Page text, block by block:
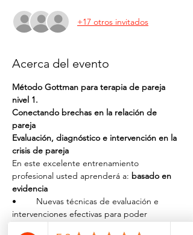
+17 otros invitados
Acerca del evento
Método Gottman para terapia de pareja
nivel 1.
Conectando brechas en la relación de
pareja
Evaluación, diagnóstico e intervención en la
crisis de pareja
En este excelente entrenamiento
profesional usted aprenderá a: basado en
evidencia
•	Nuevas técnicas de evaluación e
intervenciones efectivas para poder